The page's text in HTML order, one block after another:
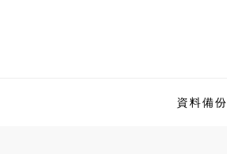
資料備份